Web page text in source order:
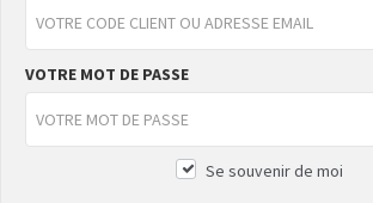
VOTRE MOT DE PASSE
Se souvenir de moi